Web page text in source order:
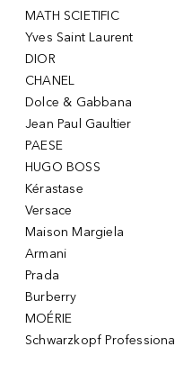
MATH SCIETIFIC
Yves Saint Laurent
DIOR
CHANEL
Dolce & Gabbana
Jean Paul Gaultier
PAESE
HUGO BOSS
Kérastase
Versace
Maison Margiela
Armani
Prada
Burberry
MOÉRIE
Schwarzkopf Professional